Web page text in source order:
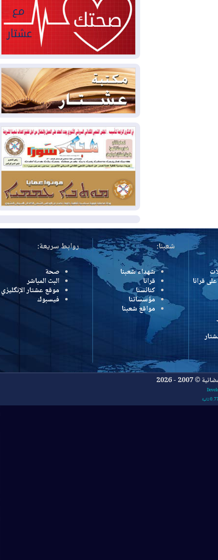
2026-08-03
العراق يؤكد مجدداً التزامه
بمنع الهجمات على الدول المجاورة
2026-08-03
العجز والاقتراض يطوقان
المالية العراقية.. اقتراض يتجاوز 3 تريليونات
دينار!
2026-08-03كوبا تغرق في الظلام مجددا
وانهيار الشبكة الكهربائية
2026-08-03
أوامر بإجلاء 60 ألف شخص
بسبب الحرائق في ولاية واشنطن
2026-08-02
مشروع "حسابي" يُمهل
الموظفين حتى نهاية أغسطس لاستلام
بطاقاتهم المصرفية
2026-08-02دمشق وعمّان تحذران بغداد:
أي هجوم من أراضي العراق سيواجه برد
المزيد
شعبنا:
شهداء شعبنا
قرانا
كنائسنا
مؤسساتنا
مواقع شعبنا
روابط سريعة:
صحة
البث المباشر
موقع عشتار الإنگليزي
فيسبوك
2026